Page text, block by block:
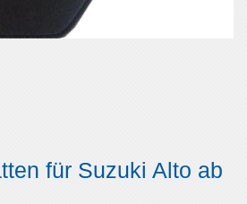
für Suzuki Alto ab